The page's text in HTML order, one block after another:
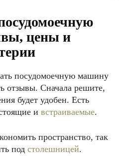
цены и
посудомоечную машину
отзывы. Сначала решите,
будет удобен. Есть
и встраиваемые.
пространство, так
под столешницей.